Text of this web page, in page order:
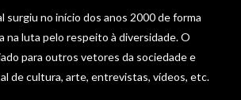
surgiu no início dos anos 2000 de forma
na luta pelo respeito à diversidade. O
para outros vetores da sociedade e
de cultura, arte, entrevistas, vídeos, etc.